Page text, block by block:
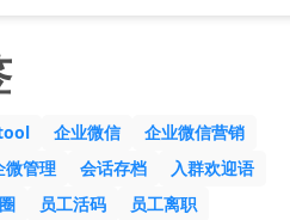
企业微信
企业微信营销
微管理 会话存档
入群欢迎语
员工活码
员工离职